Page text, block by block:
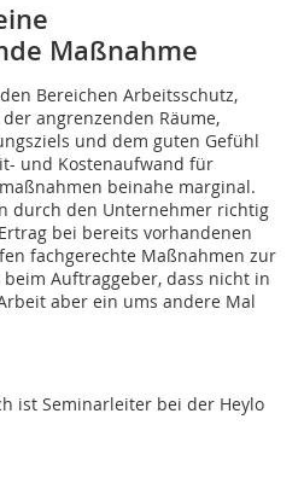
Maßnahme
Bereichen Arbeitsschutz,
angrenzenden Räume,
und dem guten Gefühl
und Kostenaufwand für
beinahe marginal.
durch den Unternehmer richtig
bei bereits vorhandenen
fachgerechte Maßnahmen zur
Auftraggeber, dass nicht in
aber ein ums andere Mal
ist Seminarleiter bei der Heylo